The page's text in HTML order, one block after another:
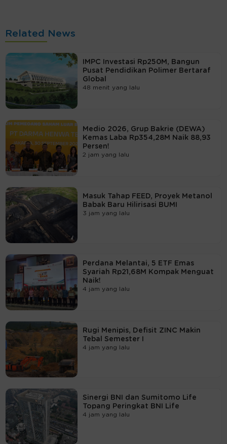
Related News
IMPC Investasi Rp250M, Bangun
Pusat Pendidikan Polimer Bertaraf
Global
48 menit yang lalu
Medio 2026, Grup Bakrie (DEWA)
Kemas Laba Rp354,28M Naik 88,93
Persen!
2 jam yang lalu
Masuk Tahap FEED, Proyek Metanol
Babak Baru Hilirisasi BUMI
3 jam yang lalu
Perdana Melantai, 5 ETF Emas
Syariah Rp21,68M Kompak Menguat
Naik!
4 jam yang lalu
Rugi Menipis, Defisit ZINC Makin
Tebal Semester I
4 jam yang lalu
Sinergi BNI dan Sumitomo Life
Topang Peringkat BNI Life
4 jam yang lalu